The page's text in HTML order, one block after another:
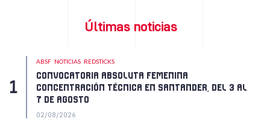
Últimas noticias
ABSF NOTICIAS REDSTICKS
CONVOCATORIA ABSOLUTA FEMENINA
CONCENTRACIÓN TÉCNICA EN SANTANDER, DEL 3 AL
7 DE AGOSTO
02/08/2026